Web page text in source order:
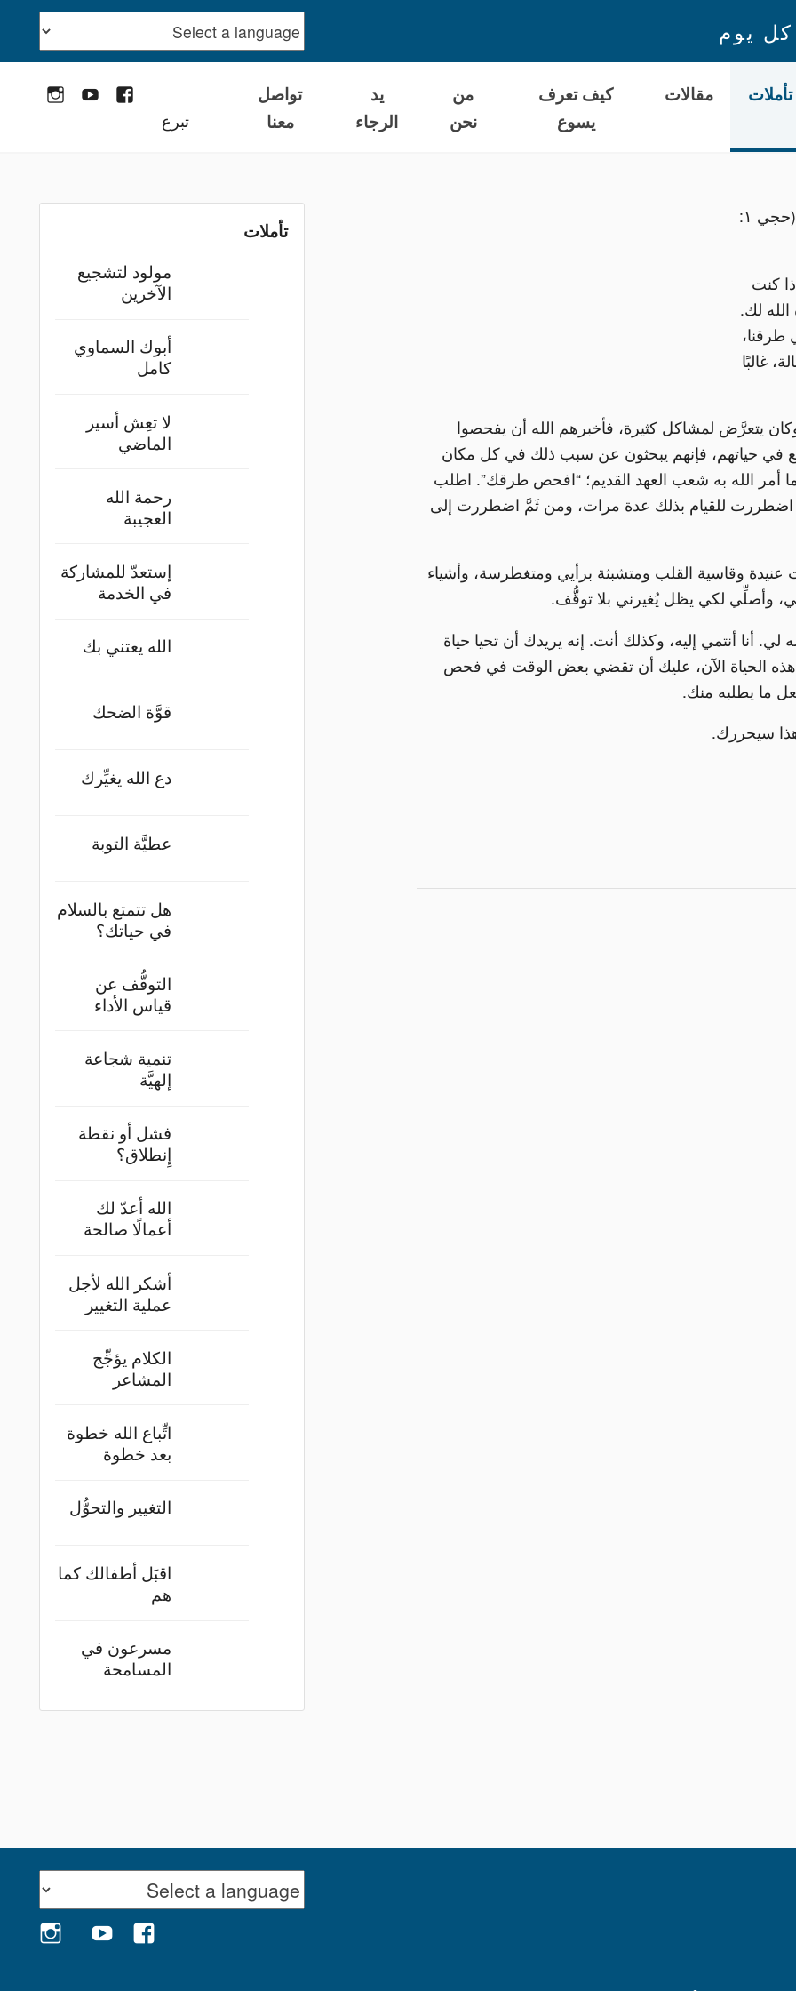
كل يوم
تأملات مقالات
كيف تعرف
يسوع
من
نحن
يد
الرجاء
تواصل
معنا
تبرع
Facebook
YouTube
وَالآنَ فَهكَذَا قَالَ رَبُّ الْجُنُودِ: اجْعَلُوا قَلْبَكُمْ عَلَى طُرُقِكُمْ. (حجي ١:
كنت
ما أعده الله لك.
طرقنا،
غالبًا
يتعرَّض لمشاكل كثيرة، فأخبرهم الله أن يفحصوا
في حياتهم، فإنهم يبحثون عن سبب ذلك في كل مكان
ما أمر الله به شعب العهد القديم؛ “افحص طرقك”. اطلب
اضطررت للقيام بذلك عدة مرات، ومن ثَمَّ اضطررت إلى
وقاسية القلب ومتشبثة برأيي ومتغطرسة، وأشياء
وأصلِّي لكي يظل يُغيرني بلا توقُّف.
لي. أنا أنتمي إليه، وكذلك أنت. إنه يريدك أن تحيا حياة
هذه الحياة الآن، عليك أن تقضي بعض الوقت في فحص
ما يطلبه منك.
سيحررك.
تأملات
مولود لتشجيع
الآخرين
أبوك السماوي
كامل
لا تعِش أسير
الماضي
رحمة الله
العجيبة
إستعدّ للمشاركة
في الخدمة
الله يعتني بك
قوَّة الضحك
دع الله يغيِّرك
عطيَّة التوبة
هل تتمتع بالسلام
في حياتك؟
التوقُّف عن
قياس الأداء
تنمية شجاعة
إلهيَّة
فشل أو نقطة
إِنطلاق؟
الله أعدّ لك
أعمالًا صالحة
أشكر الله لأجل
عملية التغيير
الكلام يؤجِّج
المشاعر
اتِّباع الله خطوة
بعد خطوة
التغيير والتحوُّل
اقبَل أطفالك كما
هم
مسرعون في
المسامحة